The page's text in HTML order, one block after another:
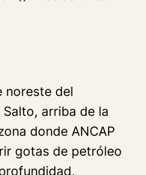
noreste del
arriba de la
donde ANCAP
gotas de petróleo